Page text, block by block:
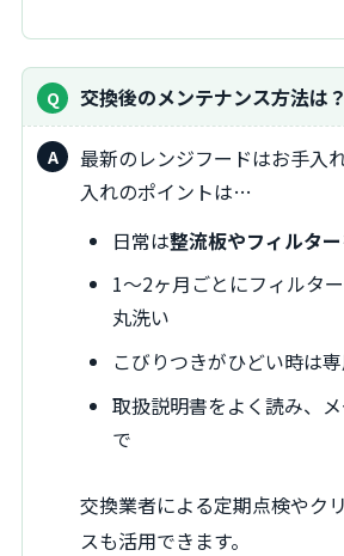
交換後のメンテナンス方法は？
最新のレンジフードはお手入れも簡単です。お手
入れのポイントは…
日常は整流板やフィルター
1～2ヶ月ごとにフィルタ
丸洗い
こびりつきがひどい時は
取扱説明書をよく読み、
で
交換業者による定期点検やク
スも活用できます。